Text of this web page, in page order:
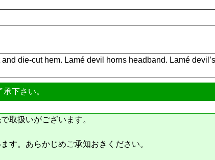
die-cut hem. Lamé devil horns headband. Lamé
下さい。
取扱いがございます。
す。あらかじめご承知おきください。